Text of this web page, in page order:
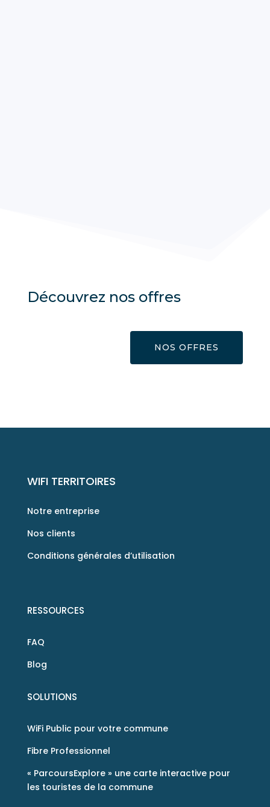
Découvrez nos offres
NOS OFFRES
WIFI TERRITOIRES
Notre entreprise
Nos clients
Conditions générales d’utilisation
RESSOURCES
FAQ
Blog
SOLUTIONS
WiFi Public pour votre commune
Fibre Professionnel
« ParcoursExplore » une carte interactive pour
les touristes de la commune